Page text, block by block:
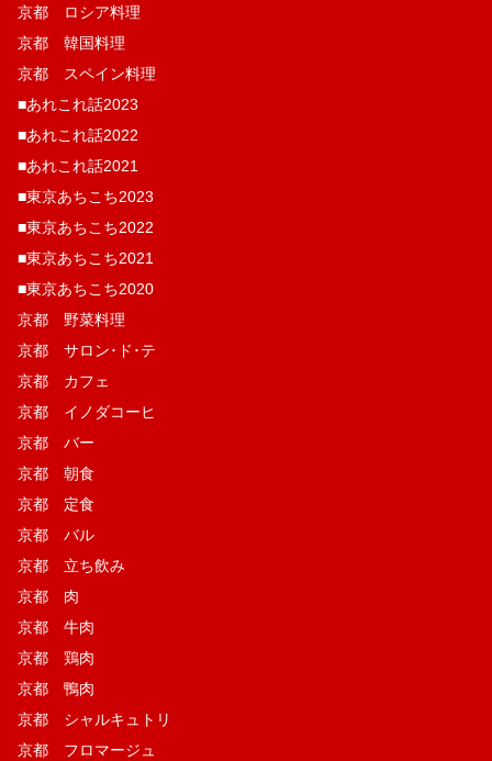
京都 ロシア料理
京都 韓国料理
京都 スペイン料理
■あれこれ話2023
■あれこれ話2022
■あれこれ話2021
■東京あちこち2023
■東京あちこち2022
■東京あちこち2021
■東京あちこち2020
京都 野菜料理
京都 サロン･ド･テ
京都 カフェ
京都 イノダコーヒ
京都 バー
京都 朝食
京都 定食
京都 バル
京都 立ち飲み
京都 肉
京都 牛肉
京都 鶏肉
京都 鴨肉
京都 シャルキュトリ
京都 フロマージュ